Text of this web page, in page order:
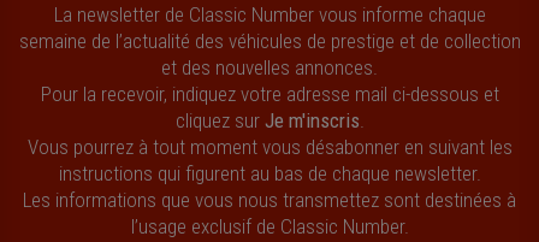
La newsletter de Classic Number vous informe chaque
semaine de l’actualité des véhicules de prestige et de collection
et des nouvelles annonces.
Pour la recevoir, indiquez votre adresse mail ci-dessous et
cliquez sur Je m'inscris
Vous pourrez à tout moment vous désabonner en suivant les
instructions qui figurent au bas de chaque newsletter.
Les informations que vous nous transmettez sont destinées à
l’usage exclusif de Classic Number.